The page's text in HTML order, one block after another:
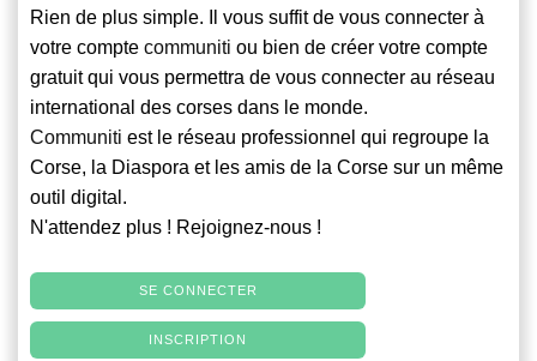
Rien de plus simple. Il vous suffit de vous connecter à
votre compte communiti ou bien de créer votre compte
gratuit qui vous permettra de vous connecter au réseau
international des corses dans le monde.
Communiti est le réseau professionnel qui regroupe la
Corse, la Diaspora et les amis de la Corse sur un même
outil digital.
N'attendez plus ! Rejoignez-nous !
SE CONNECTER
INSCRIPTION